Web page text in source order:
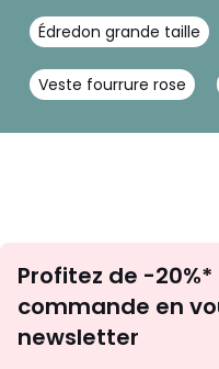
Édredon grande taille
Veste fourrure rose
Profitez de -
commande en
newsletter